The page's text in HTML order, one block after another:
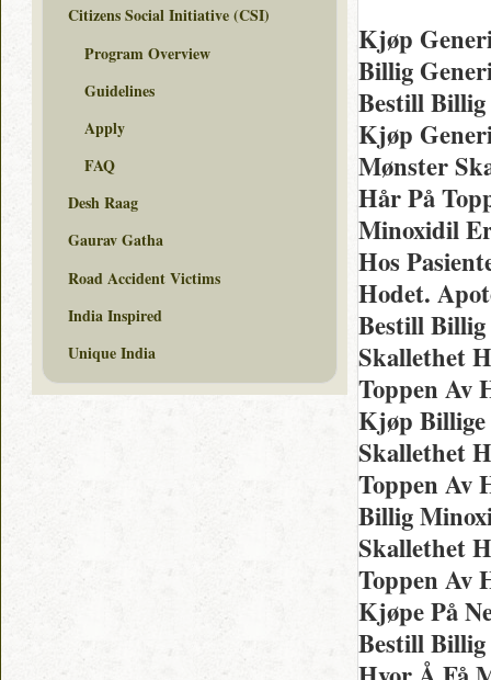
Kjøp
Billig
Bestill
Kjøp
Mønster
Hår På
Minoxidil
Hos
Hodet.
Bestill
Skallethet
Toppen Av
Kjøp
Skallethet
Toppen Av
Billig
Skallethet
Toppen Av
Kjøpe På
Bestill
Citizens Social Initiative (CSI)
Program Overview
Guidelines
Apply
FAQ
Desh Raag
Gaurav Gatha
Road Accident Victims
India Inspired
Unique India